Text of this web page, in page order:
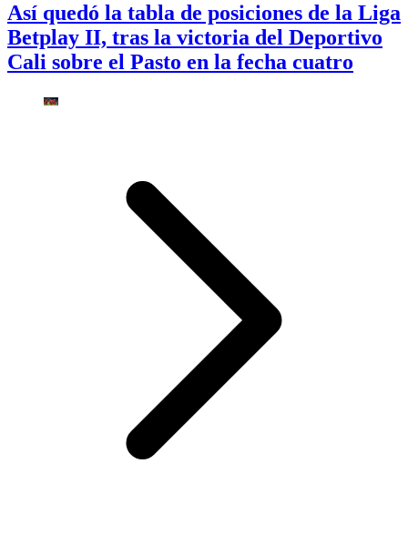
Así quedó la tabla de posiciones de la Liga
Betplay II, tras la victoria del Deportivo
Cali sobre el Pasto en la fecha cuatro